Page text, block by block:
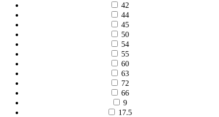
42
44
45
50
54
55
60
63
72
66
9
17.5